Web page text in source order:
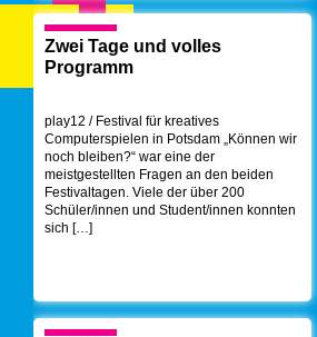
Zwei Tage und volles
Programm
play12 / Festival für kreatives
Computerspielen in Potsdam „Können wir
noch bleiben?“ war eine der
meistgestellten Fragen an den beiden
Festivaltagen. Viele der über 200
Schüler/innen und Student/innen konnten
sich […]